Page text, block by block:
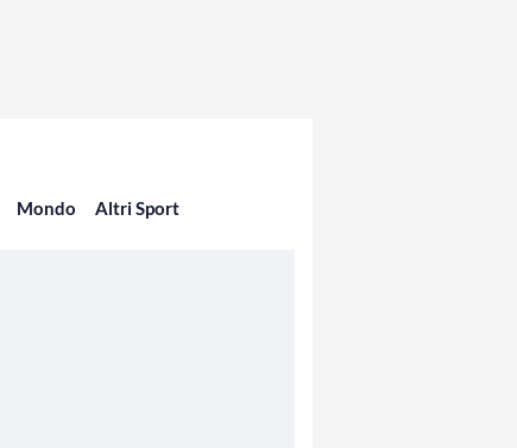
Mondo Altri Sport